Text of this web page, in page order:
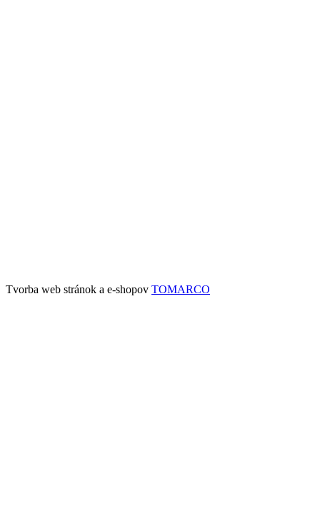
Tvorba web stránok a e-shopov TOMARCO